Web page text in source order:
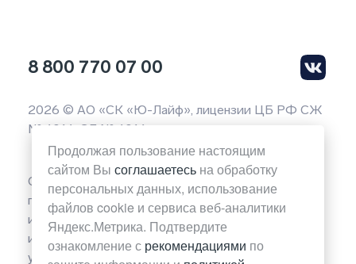
8 800 770 07 00
2026 © АО «СК «Ю-Лайф», лицензии ЦБ РФ СЖ
№ 4014, СЛ № 4014
Обращаем ваше внимание на то, что вся
представленная на данной странице сайта
информация носит исключительно
информационный характер и ни при каких
условиях не является публичной офертой
Продолжая пользование настоящим
сайтом Вы соглашаетесь на обработку
персональных данных, использование
файлов cookie и сервиса веб-аналитики
Яндекс.Метрика. Подтвердите
ознакомление с рекомендациями по